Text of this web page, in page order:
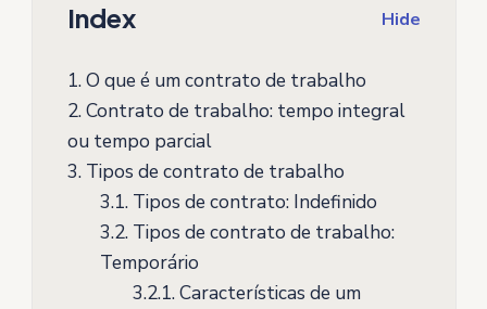
Index Hide
1.O que é um contrato de trabalho
2.Contrato de trabalho: tempo integral
ou tempo parcial
3.Tipos de contrato de trabalho
3.1.Tipos de contrato: Indefinido
3.2.Tipos de contrato de trabalho:
Temporário
3.2.1.Características de um